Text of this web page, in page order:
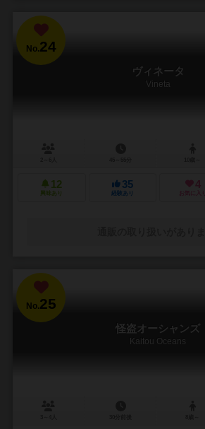
No.24
ヴィネータ
Vineta
12
興味あり
35
経験あり
4
お気に入り
No.25
怪盗オーシャンズ
Kaitou Oceans